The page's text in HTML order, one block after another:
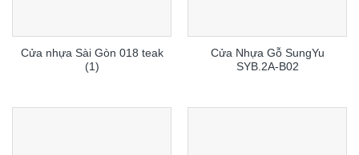
Cửa nhựa Sài Gòn 018 teak
(1)
Cửa Nhựa Gỗ SungYu
SYB.2A-B02